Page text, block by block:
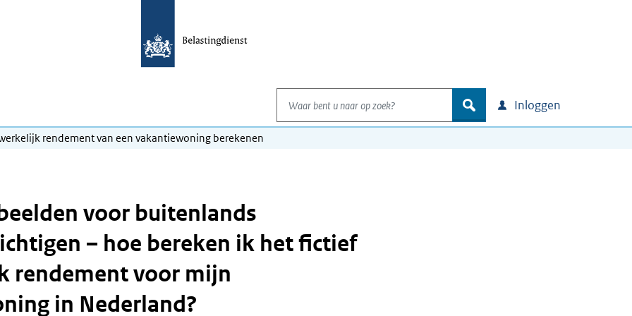
Waar bent u naar op zoek?
zoek Inloggen
rendement van een vakantiewoning berekenen
voor buitenlands
– hoe bereken ik het fictief
rendement voor mijn
in Nederland?